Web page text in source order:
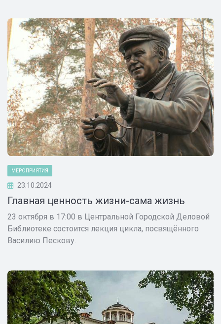
МЕРОПРИЯТИЯ
23.10.2024
Главная ценность жизни-сама жизнь
23 октября в 17:00 в Центральной Городской Деловой
Библиотеке состоится лекция цикла, посвящённого
Василию Пескову.